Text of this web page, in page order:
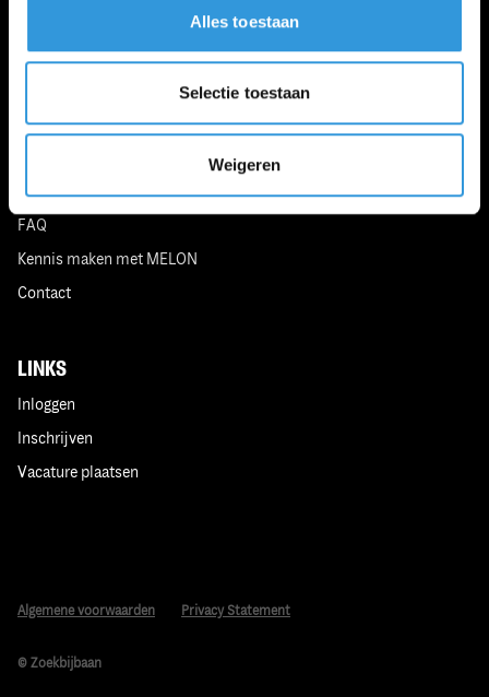
Alles toestaan
Selectie toestaan
Weigeren
LINKS
Inloggen
Inschrijven
Vacature plaatsen
ZOEKBIJBAAN
FAQ
Kennis maken met MELON
Contact
Algemene voorwaarden Privacy Statement
© Zoekbijbaan